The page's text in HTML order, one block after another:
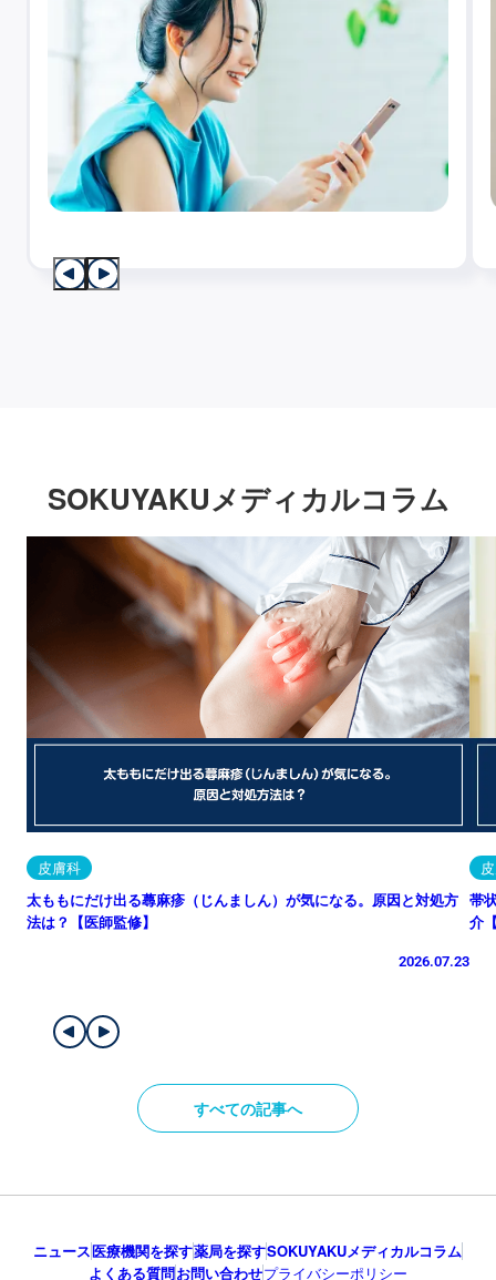
SOKUYAKUメディカルコラム
皮膚科
太ももにだけ出る蕁麻疹（じんましん）が気になる。原因と対処方
法は？【医師監修】
2026.07.23
帯
介
すべての記事へ
ニュース医療機関を探す薬局を探すSOKUYAKUメディカルコラム
よくある質問お問い合わせプライバシーポリシー